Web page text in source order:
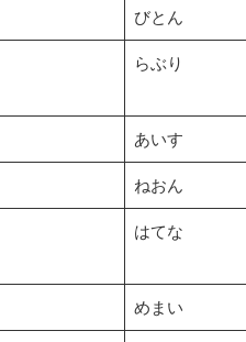
びとん
らぶり
あいす
ねおん
はてな
めまい